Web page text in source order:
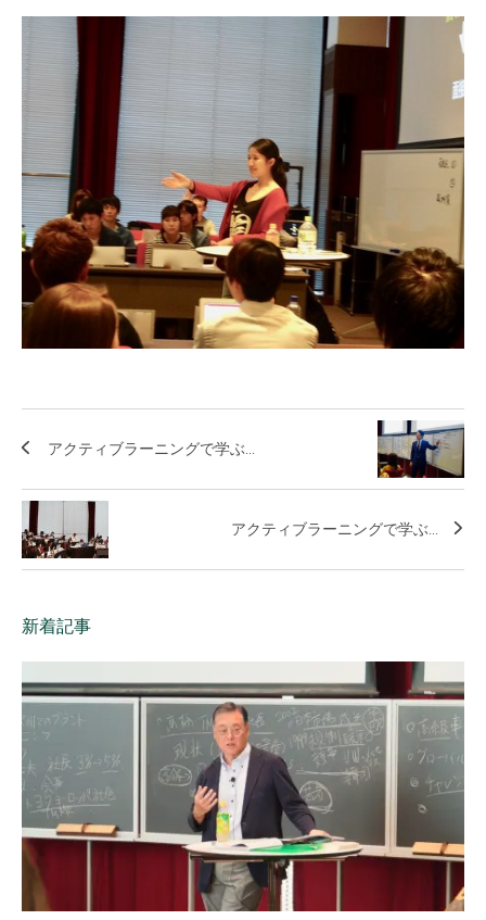
アクティブラーニングで学ぶ...
アクティブラーニングで学ぶ...
新着記事